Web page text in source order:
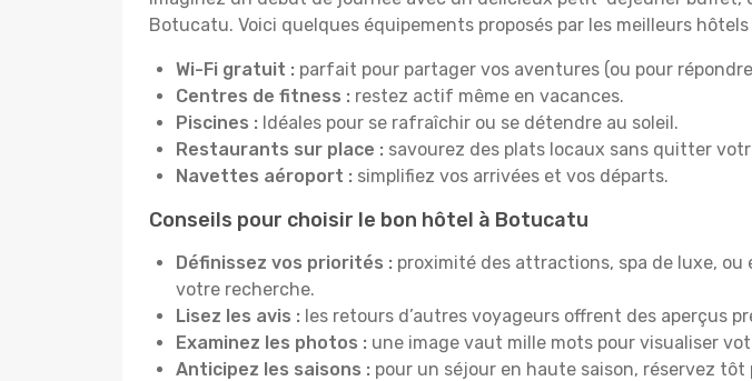
Botucatu. Voici quelques équipements proposés par les meilleurs hôtels
Wi-Fi gratuit : parfait pour partager vos aventures (ou pour
Centres de fitness : restez actif même en vacances.
Piscines : Idéales pour se rafraîchir ou se détendre au soleil.
Restaurants sur place : savourez des plats locaux sans quitter
Navettes aéroport : simplifiez vos arrivées et vos départs.
Conseils pour choisir le bon hôtel à Botucatu
Définissez vos priorités : proximité des attractions, spa de luxe,
votre recherche.
Lisez les avis : les retours d’autres voyageurs offrent des aperçus
Examinez les photos : une image vaut mille mots pour visualiser
Anticipez les saisons : pour un séjour en haute saison, réservez